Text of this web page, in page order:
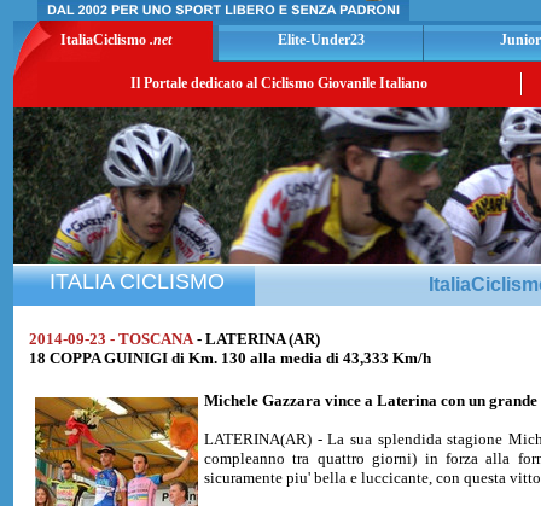
ItaliaCiclismo .net Elite-Under23
Il Portale dedicato al Ciclismo Giovanile Italiano
ITALIA CICLISMO
2014-09-23 - TOSCANA - LATERINA (AR)
18 COPPA GUINIGI di Km. 130 alla media di 43,333 Km/h
Michele Gazzara vince a Laterina con un
LATERINA(AR) - La sua splendida stagione
compleanno tra quattro giorni) in forza alla
sicuramente piu' bella e luccicante, con questa